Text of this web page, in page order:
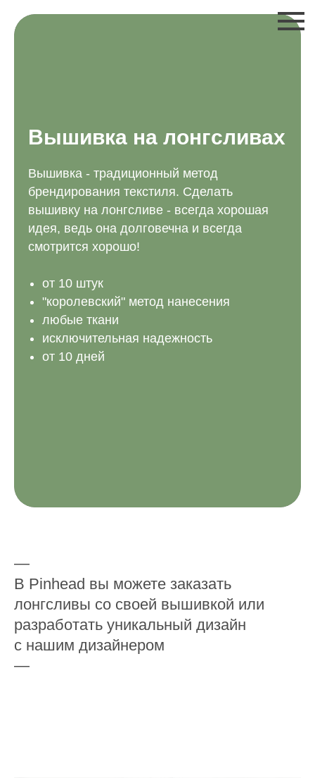
Вышивка на лонгсливах
Вышивка - традиционный метод
брендирования текстиля. Сделать
вышивку на лонгсливе - всегда хорошая
идея, ведь она долговечна и всегда
смотрится хорошо!
от 10 штук
"королевский" метод нанесения
любые ткани
исключительная надежность
от 10 дней
—
В Pinhead вы можете заказать
лонгсливы со своей вышивкой или
разработать уникальный дизайн
с нашим дизайнером
—